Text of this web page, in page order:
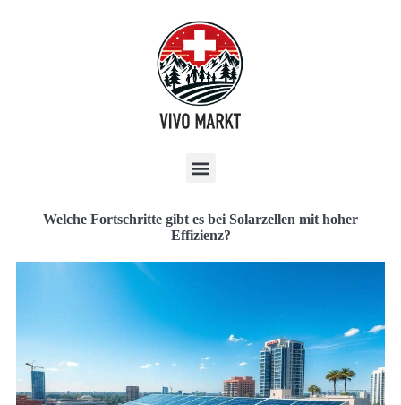
Welche Fortschritte gibt es bei Solarzellen mit hoher
Effizienz?